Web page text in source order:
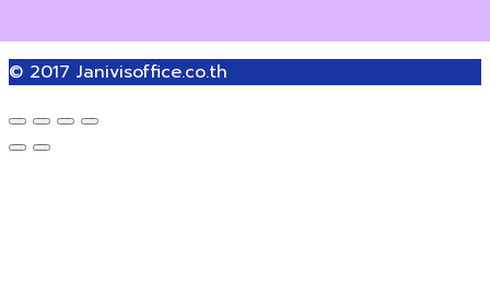
© 2017 Janivisoffice.co.th